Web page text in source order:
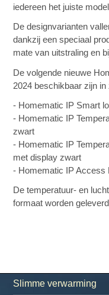
iedereen het juiste
De designvarianten
dankzij een speciaal
mate van uitstraling en
De volgende nieuwe
2024 beschikbaar zijn
- Homematic IP Smart
- Homematic IP
zwart
- Homematic IP
met display zwart
- Homematic IP Access
De temperatuur- en
formaat worden
Slimme verwarming